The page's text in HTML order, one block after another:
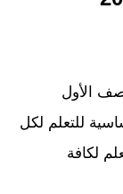
الأول
الأداة الأساسية للتعلم لكل
لكافة